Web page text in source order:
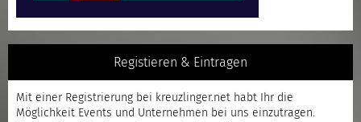
Registieren & Eintragen
Mit einer Registrierung bei kreuzlinger.net habt Ihr die
Möglichkeit Events und Unternehmen bei uns einzutragen.